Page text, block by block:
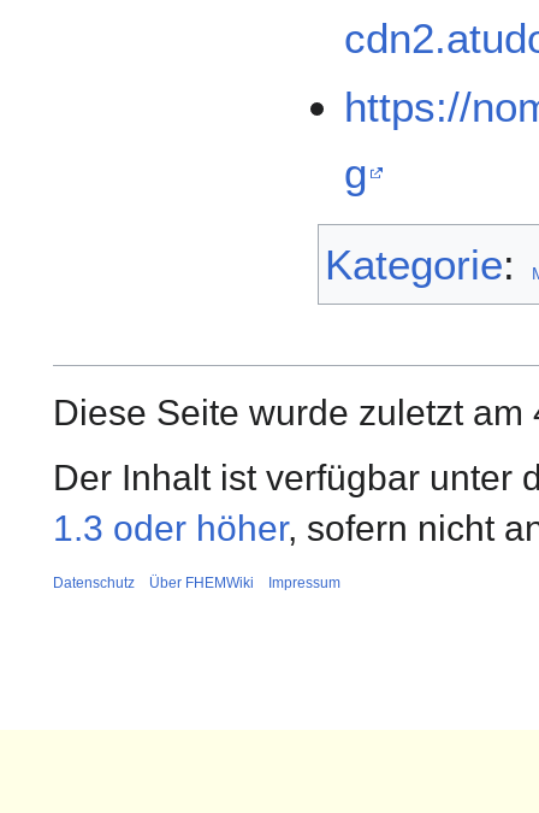
https://
g
Kategorie:
Diese Seite wurde zuletzt
Der Inhalt ist verfügbar unter
1.3 oder höher, sofern nicht
Datenschutz Über FHEMWiki Impressum